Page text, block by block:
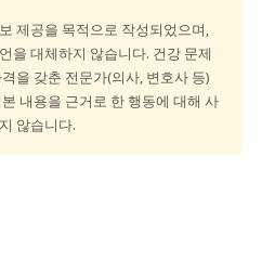
제공을 목적으로 작성되었으며,
을 대체하지 않습니다. 건강 문제
을 갖춘 전문가(의사, 변호사 등)
내용을 근거로 한 행동에 대해 사
않습니다.